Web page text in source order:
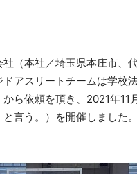
（本社／埼玉県本庄市、
アスリートチームは学校
から依頼を頂き、2021年
言う。）を開催しました。